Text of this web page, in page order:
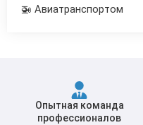
🚁 Авиатранспортом
Опытная команда
профессионалов